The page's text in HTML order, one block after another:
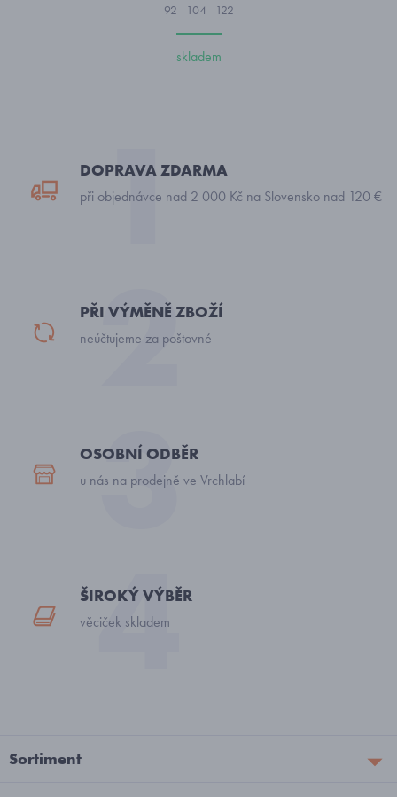
92 104 122
skladem
DOPRAVA ZDARMA
při objednávce nad 2 000 Kč na Slovensko nad 120 €
PŘI VÝMĚNĚ ZBOŽÍ
neúčtujeme za poštovné
OSOBNÍ ODBĚR
u nás na prodejně ve Vrchlabí
ŠIROKÝ VÝBĚR
věciček skladem
Sortiment